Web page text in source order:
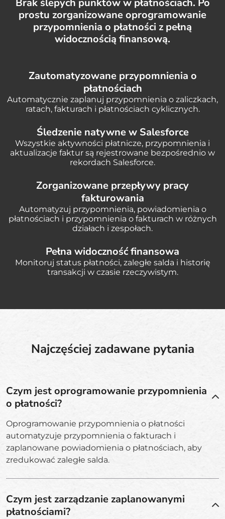
Brak ślepych punktów w płatnościach. Po
prostu zorganizowane oprogramowanie
przypomnienia o płatności z pełną
widocznością finansową.
Zautomatyzowane przypomnienia o
płatnościach
Automatycznie zaplanuj przypomnienia o zaliczkach,
ratach, fakturach i płatnościach cyklicznych.
Śledzenie natywne w Salesforce
Wszystkie aktywności płatnicze, przypomnienia i
aktualizacje faktur są rejestrowane bezpośrednio w
rekordach Salesforce.
Zorganizowane przepływy pracy
fakturowania
Automatyzuj przypomnienia, powiadomienia o
płatnościach i przypomnienia o fakturach w różnych
działach i zespołach.
Pełna widoczność finansowa
Monitoruj status płatności, zaległe salda i historię
transakcji w czasie rzeczywistym.
Najczęściej zadawane pytania
Czym jest oprogramowanie przypomnienia
o płatności?
Oprogramowanie przypomnienia o płatności
automatyzuje przypomnienia o fakturach i
zaplanowane powiadomienia o płatnościach, aby
zredukować zaległe salda.
Czym jest zarządzanie zaplanowanymi
płatnościami?